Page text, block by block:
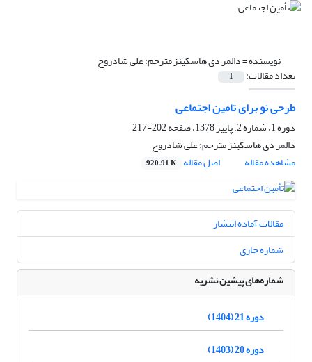
نویسنده =دالمر دی هاسکینز مترجم: علی شادروح
تعداد مقالات: 1
طرحی نو برای تامین اجتماعی
دوره 1، شماره 2، پاییز 1378، صفحه
202-217
دالمر دی هاسکینز مترجم: علی شادروح
مشاهده مقاله
اصل مقاله 920.91 K
مقالات آماده انتشار
شماره جاری
شماره‌های پیشین نشریه
دوره 21 (1404)
دوره 20 (1403)